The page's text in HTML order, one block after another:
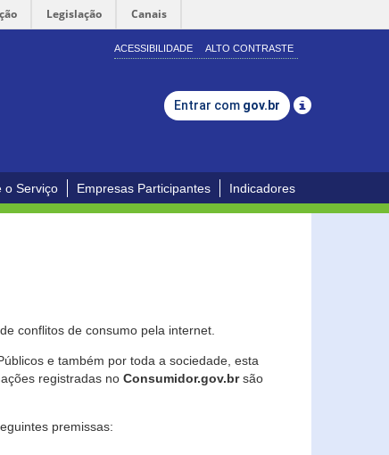
Legislação Canais
ACESSIBILIDADE ALTO CONTRASTE
Entrar com gov.br
o Serviço Empresas Participantes Indicadores
conflitos de consumo pela internet.
e também por toda a sociedade, esta
registradas no Consumidor.gov.brsão
premissas: